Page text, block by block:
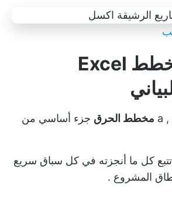
9. قالب مخطط Excel
, a مخطط الحرق جزء أساسي من
كل ما أنجزته في كل سباق سريع
المشروع .